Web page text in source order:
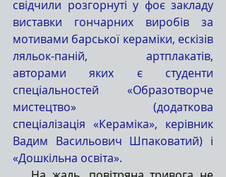
свідчили розгорнуті у фоє закладу
виставки гончарних виробів за
мотивами барської кераміки, ескізів
ляльок-паній, артплакатів,
авторами яких є студенти
спеціальностей «Образотворче
мистецтво» (додаткова
спеціалізація «Кераміка», керівник
Вадим Васильович Шпаковатий) і
«Дошкільна освіта».